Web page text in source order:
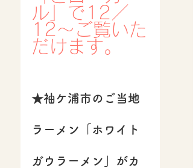
ル」で12／
12〜ご覧いた
だけます。
★袖ケ浦市のご当地
ラーメン「ホワイト
ガウラーメン」がカ